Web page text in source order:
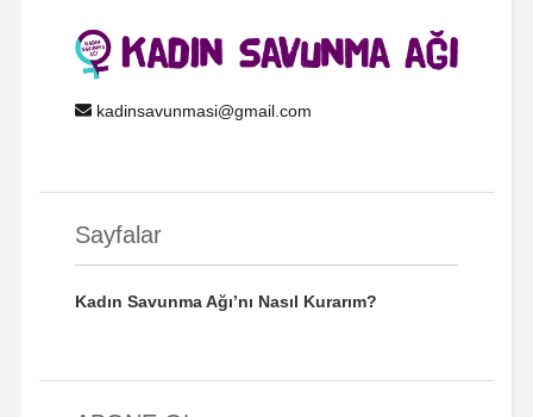
kadinsavunmasi@gmail.com
Sayfalar
Kadın Savunma Ağı’nı Nasıl Kurarım?